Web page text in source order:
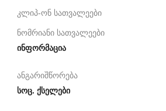
კლიპ-ონ სათვალეები
ნომრიანი სათვალეები
ინფორმაცია
ანგარიშწორება
სოც. ქსელები